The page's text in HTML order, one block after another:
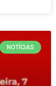
NOTÍCIAS